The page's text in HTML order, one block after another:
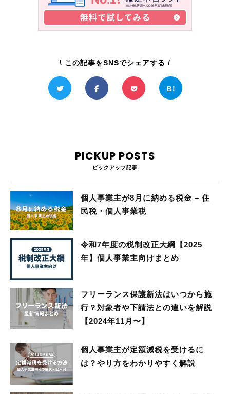
\ この記事をSNSでシェアする /
PICKUP POSTS
ピックアップ記事
個人事業主が8月に納める税金 – 住
民税・個人事業税
令和7年度の税制改正大綱【2025
年】個人事業主向けまとめ
フリーランス保護新法はいつから施
行？対象者や下請法との違いを解説
【2024年11月〜】
個人事業主が定額減税を受けるに
は？やり方をわかりやすく解説